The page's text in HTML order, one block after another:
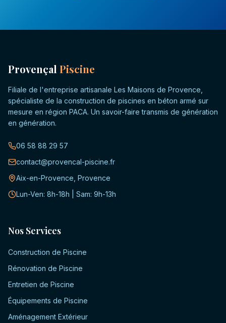
Provençal Piscine
Filiale de l'entreprise artisanale Les Maisons de Provence,
spécialiste de la construction de piscines en béton armé sur
mesure en région PACA. Un savoir-faire transmis de génération
en génération.
06 58 88 29 57
contact@provencal-piscine.fr
Aix-en-Provence, Provence
Lun-Ven: 8h-18h | Sam: 9h-13h
Nos Services
Construction de Piscine
Rénovation de Piscine
Entretien de Piscine
Équipements de Piscine
Aménagement Extérieur